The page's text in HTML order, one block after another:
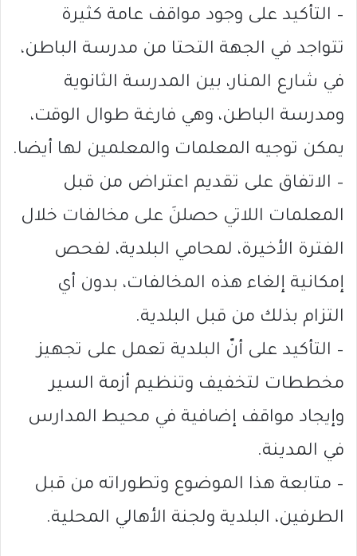
– التأكيد على وجود مواقف عامة كثيرة
تتواجد في الجهة التحتا من مدرسة الباطن،
في شارع المنار، بين المدرسة الثانوية
ومدرسة الباطن، وهي فارغة طوال الوقت،
يمكن توجيه المعلمات والمعلمين لها أيضا.
– الاتفاق على تقديم اعتراض من قبل
المعلمات اللاتي حصلنَ على مخالفات خلال
الفترة الأخيرة، لمحامي البلدية، لفحص
إمكانية إلغاء هذه المخالفات، بدون أي
التزام بذلك من قبل البلدية.
– التأكيد على أنّ البلدية تعمل على تجهيز
مخططات لتخفيف وتنظيم أزمة السير
وإيجاد مواقف إضافية في محيط المدارس
في المدينة.
– متابعة هذا الموضوع وتطوراته من قبل
الطرفين، البلدية ولجنة الأهالي المحلية.